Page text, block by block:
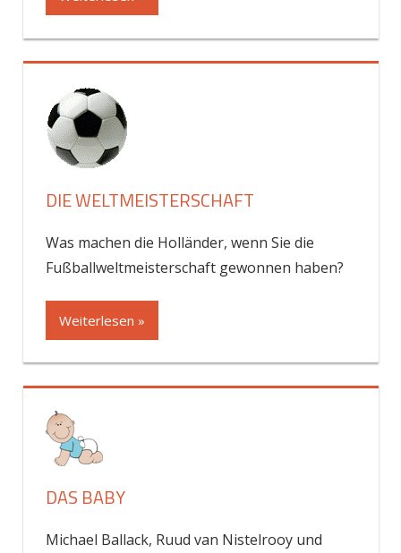
DIE WELTMEISTERSCHAFT
Was machen die Holländer, wenn Sie die
Fußballweltmeisterschaft gewonnen haben?
Weiterlesen »
DAS BABY
Michael Ballack, Ruud van Nistelrooy und